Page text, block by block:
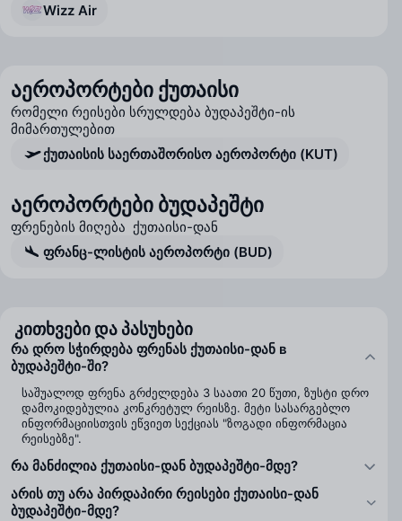
Wizz Air
აეროპორტები ქუთაისი
რომელი რეისები სრულდება ბუდაპეშტი-ის
მიმართულებით
ქუთაისის საერთაშორისო აეროპორტი (KUT)
აეროპორტები ბუდაპეშტი
ფრენების მიღება ქუთაისი-დან
ფრანც-ლისტის აეროპორტი (BUD)
კითხვები და პასუხები
რა დრო სჭირდება ფრენას ქუთაისი-დან в
ბუდაპეშტი-ში?
საშუალოდ ფრენა გრძელდება 3 საათი 20 წუთი, ზუსტი დრო
დამოკიდებულია კონკრეტულ რეისზე. მეტი სასარგებლო
ინფორმაციისთვის ეწვიეთ სექციას "ზოგადი ინფორმაცია
რეისებზე".
რა მანძილია ქუთაისი-დან ბუდაპეშტი-მდე?
არის თუ არა პირდაპირი რეისები ქუთაისი-დან
ბუდაპეშტი-მდე?